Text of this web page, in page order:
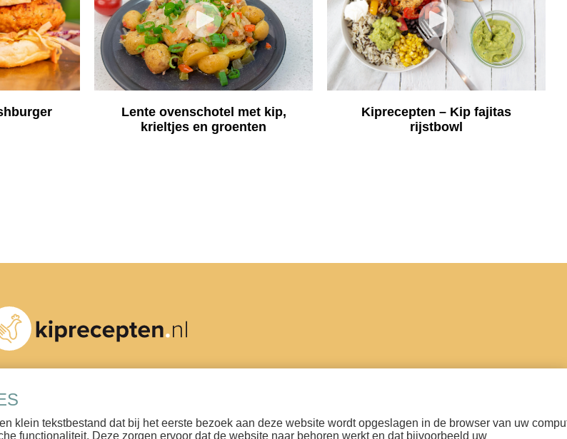
Lente ovenschotel met kip,
krieltjes en groenten
Kiprecepten – Kip fajitas
rijstbowl
klein tekstbestand dat bij het eerste bezoek aan deze website wordt opgeslagen in de browser van uw
functionaliteit. Deze zorgen ervoor dat de website naar behoren werkt en dat bijvoorbeeld uw